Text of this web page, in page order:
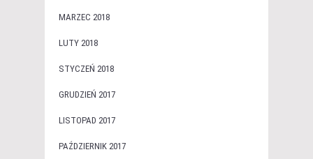
MARZEC 2018
LUTY 2018
STYCZEŃ 2018
GRUDZIEŃ 2017
LISTOPAD 2017
PAŹDZIERNIK 2017